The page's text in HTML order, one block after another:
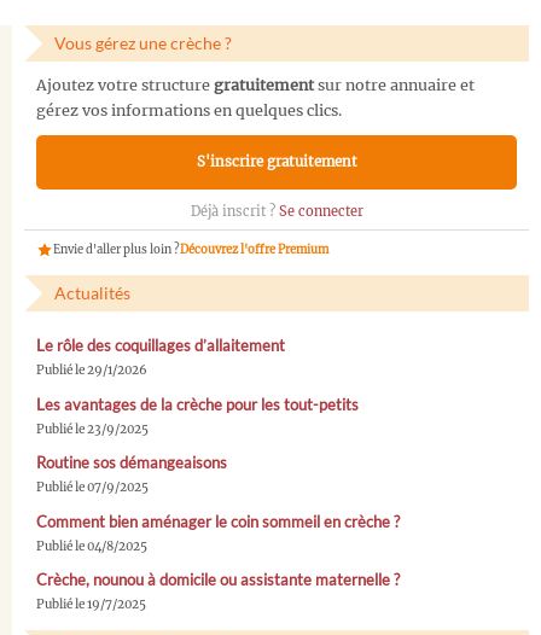
Vous gérez une crèche ?
Ajoutez votre structure gratuitementsur notre annuaire et
gérez vos informations en quelques clics.
S'inscrire gratuitement
Déjà inscrit ? Se connecter
Envie d'aller plus loin ?Découvrez l'offre Premium
Actualités
Le rôle des coquillages d’allaitement
Publié le 29/1/2026
Les avantages de la crèche pour les tout-petits
Publié le 23/9/2025
Routine sos démangeaisons
Publié le 07/9/2025
Comment bien aménager le coin sommeil en crèche ?
Publié le 04/8/2025
Crèche, nounou à domicile ou assistante maternelle ?
Publié le 19/7/2025